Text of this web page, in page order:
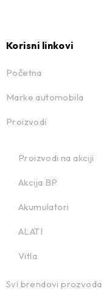
Korisni linkovi
Početna
Marke automobila
Proizvodi
Proizvodi na akciji
Akcija BP
Akumulatori
ALATI
Vitla
Svi brendovi prozvoda